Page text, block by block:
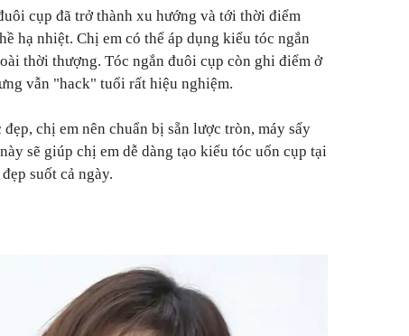
cụp đã trở thành xu hướng và tới thời điểm
hạ nhiệt. Chị em có thể áp dụng kiểu tóc ngắn
thời thượng. Tóc ngắn đuôi cụp còn ghi điểm ở
vẫn "hack" tuổi rất hiệu nghiệm.
chị em nên chuẩn bị sẵn lược tròn, máy sấy
sẽ giúp chị em dễ dàng tạo kiểu tóc uốn cụp tại
suốt cả ngày.